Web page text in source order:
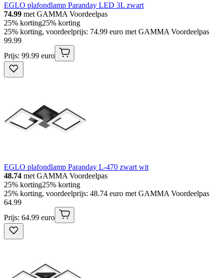
EGLO plafondlamp Paranday LED 3L zwart
74.99 met GAMMA Voordeelpas
25% korting25% korting
25% korting, voordeelprijs: 74.99 euro met GAMMA Voordeelpas
99.99
Prijs: 99.99 euro
EGLO plafondlamp Paranday L-470 zwart wit
48.74 met GAMMA Voordeelpas
25% korting25% korting
25% korting, voordeelprijs: 48.74 euro met GAMMA Voordeelpas
64.99
Prijs: 64.99 euro